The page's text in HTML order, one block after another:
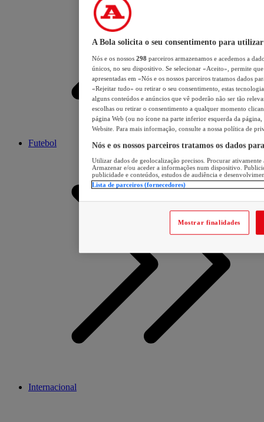
Futebol
Internacional
A Bola solicita o seu consentimento para utilizar
Nós e os nossos 298 parceiros armazenamos e acedemos a
únicos, no seu dispositivo. Se selecionar «Aceito», permite
apresentadas em «Nós e os nossos parceiros tratamos dados
«Rejeitar tudo» ou retirar o seu consentimento, estas
alguns conteúdos e anúncios que vê poderão não ser tão
escolhas ou retirar o consentimento a qualquer momento
página Web (ou no ícone na parte inferior esquerda da página,
Website. Para mais informação, consulte a nossa política de
Nós e os nossos parceiros tratamos os dados
Utilizar dados de geolocalização precisos. Procurar
Armazenar e/ou aceder a informações num dispositivo.
publicidade e conteúdos, estudos de audiência e
Lista de parceiros (fornecedores)
Mostrar finalidades